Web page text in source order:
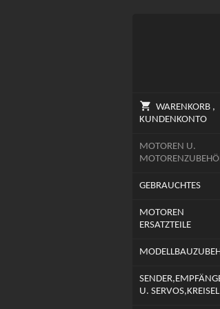
WARENKORB ,
KUNDENKONTO
MOTOREN U.
GEBRAUCHTES
MOTOREN
ERSATZTEILE
U. SERVOS,KREISEL